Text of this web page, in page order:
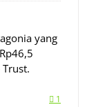
yang
1